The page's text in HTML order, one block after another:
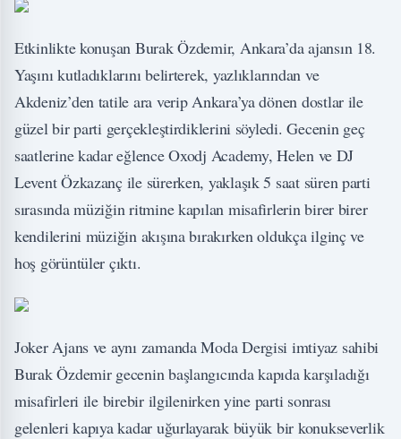
Etkinlikte konuşan Burak Özdemir, Ankara’da ajansın 18.
Yaşını kutladıklarını belirterek, yazlıklarından ve
Akdeniz’den tatile ara verip Ankara’ya dönen dostlar ile
güzel bir parti gerçekleştirdiklerini söyledi. Gecenin geç
saatlerine kadar eğlence Oxodj Academy, Helen ve DJ
Levent Özkazanç ile sürerken, yaklaşık 5 saat süren parti
sırasında müziğin ritmine kapılan misafirlerin birer birer
kendilerini müziğin akışına bırakırken oldukça ilginç ve
hoş görüntüler çıktı.
Joker Ajans ve aynı zamanda Moda Dergisi imtiyaz sahibi
Burak Özdemir gecenin başlangıcında kapıda karşıladığı
misafirleri ile birebir ilgilenirken yine parti sonrası
gelenleri kapıya kadar uğurlayarak büyük bir konukseverlik